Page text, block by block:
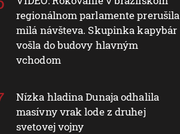
regionálnom parlamente prerušila
milá návšteva. Skupinka kapybár
vošla do budovy hlavným
vchodom
Nízka hladina Dunaja odhalila
masívny vrak lode z druhej
svetovej vojny